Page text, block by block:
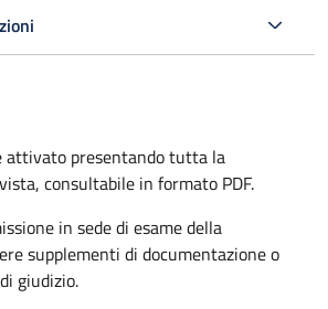
attivato presentando tutta la
consultabile in formato PDF.
in sede di esame della
supplementi di documentazione o
giudizio.